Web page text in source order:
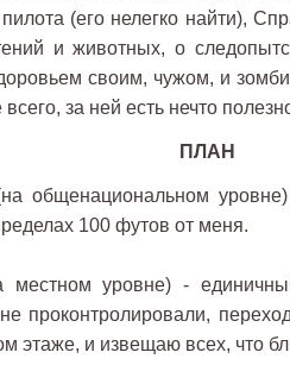
(его нелегко найти),
и животных, о
своим, чужом, и
за ней есть нечто
ПЛАН
общенациональном
100 футов от меня.
местном уровне) -
не проконтролировали,
этаже, и извещаю всех, что